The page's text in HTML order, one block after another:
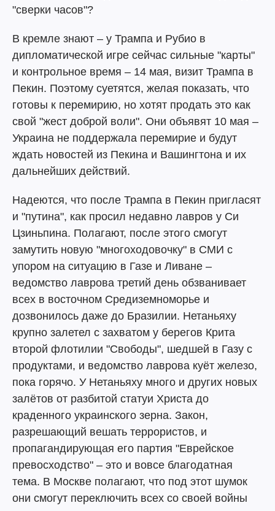
"сверки часов"?
В кремле знают – у Трампа и Рубио в
дипломатической игре сейчас сильные "карты"
и контрольное время – 14 мая, визит Трампа в
Пекин. Поэтому суетятся, желая показать, что
готовы к перемирию, но хотят продать это как
свой "жест доброй воли". Они объявят 10 мая –
Украина не поддержала перемирие и будут
ждать новостей из Пекина и Вашингтона и их
дальнейших действий.
Надеются, что после Трампа в Пекин пригласят
и "путина", как просил недавно лавров у Си
Цзиньпина. Полагают, после этого смогут
замутить новую "многоходовочку" в СМИ с
упором на ситуацию в Газе и Ливане –
ведомство лаврова третий день обзванивает
всех в восточном Средиземноморье и
дозвонилось даже до Бразилии. Нетаньяху
крупно залетел с захватом у берегов Крита
второй флотилии "Свободы", шедшей в Газу с
продуктами, и ведомство лаврова куёт железо,
пока горячо. У Нетаньяху много и других новых
залётов от разбитой статуи Христа до
краденного украинского зерна. Закон,
разрешающий вешать террористов, и
пропагандирующая его партия "Еврейское
превосходство" – это и вовсе благодатная
тема. В Москве полагают, что под этот шумок
они смогут переключить всех со своей войны